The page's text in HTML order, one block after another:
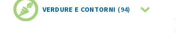
VERDURE E CONTORNI (94)